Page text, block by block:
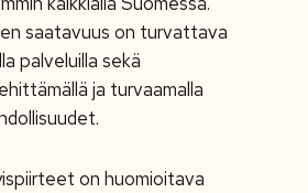
saatavuus on turvattava
palveluilla sekä
ja turvaamalla
on huomioitava